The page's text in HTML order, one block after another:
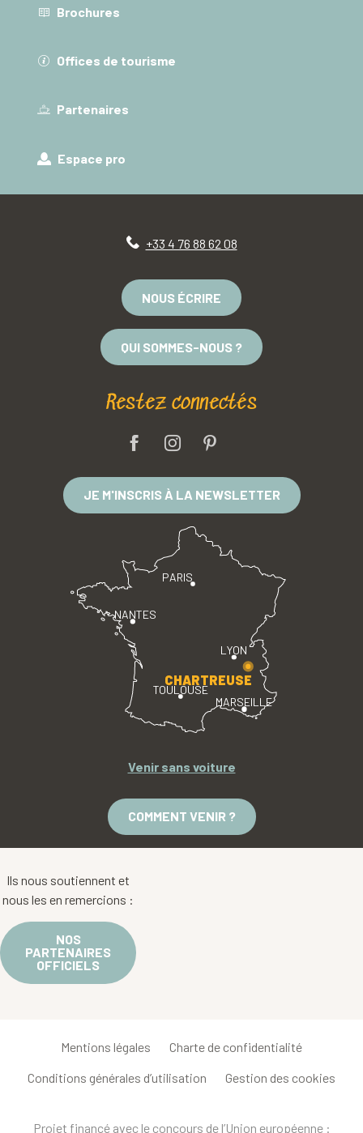
Brochures
Offices de tourisme
Partenaires
Espace pro
+33 4 76 88 62 08
NOUS ÉCRIRE
QUI SOMMES-NOUS ?
Restez connectés
JE M'INSCRIS À LA NEWSLETTER
PARIS
LYON
TOULOUSE
MARSEILLE
NANTES
CHARTREUSE
Venir sans voiture
COMMENT VENIR ?
Ils nous soutiennent et
nous les en remercions :
NOS
PARTENAIRES
OFFICIELS
Mentions légales Charte de confidentialité
Conditions générales d’utilisation Gestion des cookies
Projet financé avec le concours de l’Union européenne :